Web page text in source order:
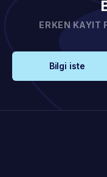
ERKEN KAYIT
Bilgi iste